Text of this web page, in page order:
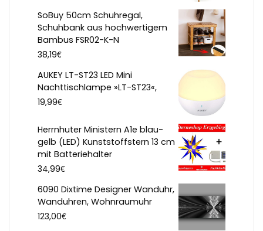
SoBuy 50cm Schuhregal,
Schuhbank aus hochwertigem
Bambus FSR02-K-N
38,19€
AUKEY LT-ST23 LED Mini
Nachttischlampe »LT-ST23«,
19,99€
Herrnhuter Ministern A1e blau-
gelb (LED) Kunststoffstern 13 cm
mit Batteriehalter
34,99€
6090 Dixtime Designer Wanduhr,
Wanduhren, Wohnraumuhr
123,00€